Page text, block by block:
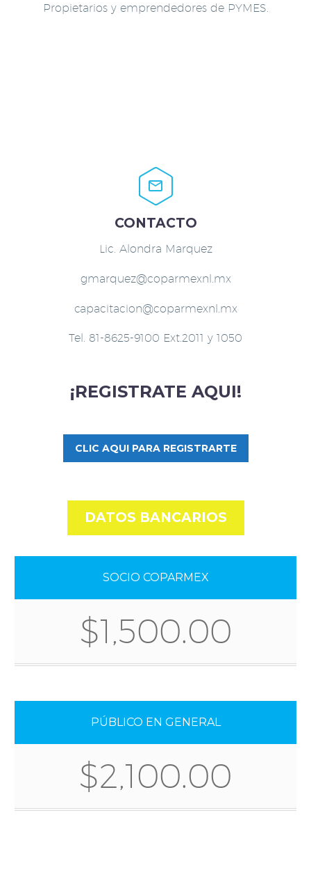
Propietarios y emprendedores de PYMES.


CONTACTO
Lic. Alondra Marquez
gmarquez@coparmexnl.mx
capacitacion@coparmexnl.mx
Tel. 81-8625-9100 Ext.2011 y 1050
¡REGISTRATE AQUI!
CLIC AQUI PARA REGISTRARTE
DATOS BANCARIOS
SOCIO COPARMEX
$1,500.00
PÚBLICO EN GENERAL
$2,100.00